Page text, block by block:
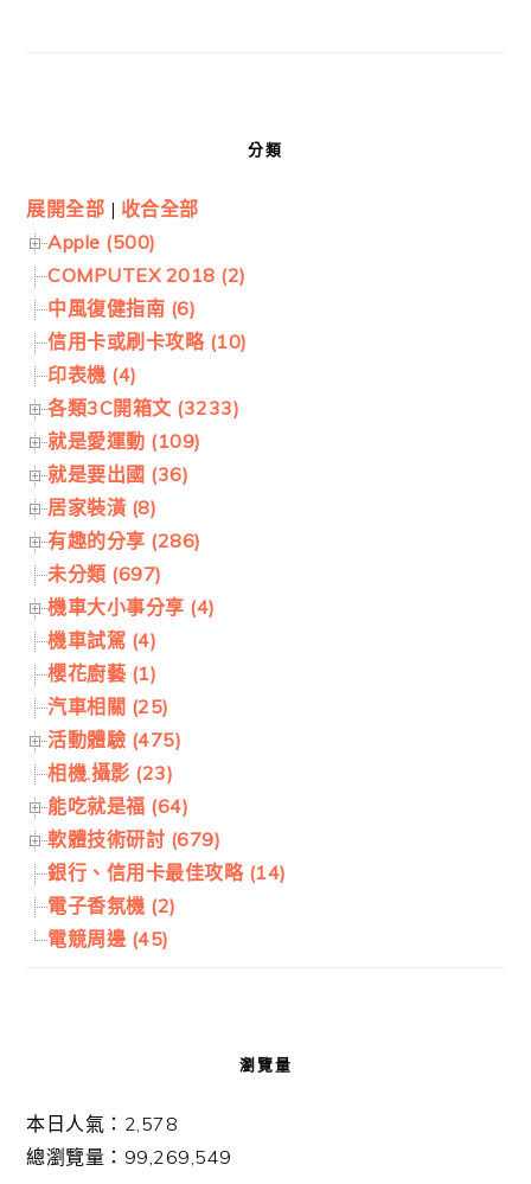
分類
展開全部 | 收合全部
Apple (500)
COMPUTEX 2018 (2)
中風復健指南 (6)
信用卡或刷卡攻略 (10)
印表機 (4)
各類3C開箱文 (3233)
就是愛運動 (109)
就是要出國 (36)
居家裝潢 (8)
有趣的分享 (286)
未分類 (697)
機車大小事分享 (4)
機車試駕 (4)
櫻花廚藝 (1)
汽車相關 (25)
活動體驗 (475)
相機.攝影 (23)
能吃就是福 (64)
軟體技術研討 (679)
銀行、信用卡最佳攻略 (14)
電子香氛機 (2)
電競周邊 (45)
瀏覽量
本日人氣：2,578
總瀏覽量：99,269,549